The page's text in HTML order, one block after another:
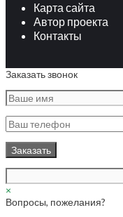
Карта сайта
Автор проекта
Контакты
Заказать звонок
×
Вопросы, пожелания?